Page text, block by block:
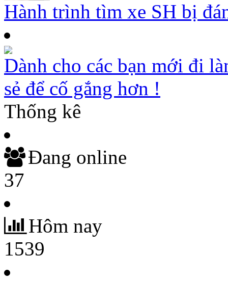
Hành trình tìm xe SH bị
Dành cho các bạn mới đi
sẻ để cố gắng hơn !
Thống kê
Đang online
37
Hôm nay
1539